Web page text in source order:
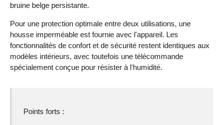
bruine belge persistante.
Pour une protection optimale entre deux utilisations, une
housse imperméable est fournie avec l'appareil. Les
fonctionnalités de confort et de sécurité restent identiques aux
modèles intérieurs, avec toutefois une télécommande
spécialement conçue pour résister à l'humidité.
Points forts :